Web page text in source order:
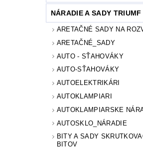
NÁRADIE A SADY TRIUMF
ARETAČNÉ SADY NA
ARETAČNÉ_SADY
AUTO - SŤAHOVÁKY
AUTO-SŤAHOVÁKY
AUTOELEKTRIKÁRI
AUTOKLAMPIARI
AUTOKLAMPIARSKE
AUTOSKLO_NÁRADIE
BITY A SADY
BITOV